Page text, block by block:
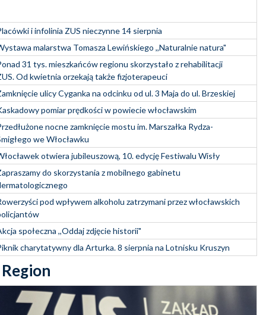
i infolinia ZUS nieczynne 14 sierpnia
malarstwa Tomasza Lewińskiego ,,Naturalnie natura"
31 tys. mieszkańców regionu skorzystało z rehabilitacji
Od kwietnia orzekają także fizjoterapeuci
ulicy Cyganka na odcinku od ul. 3 Maja do ul. Brzeskiej
pomiar prędkości w powiecie włocławskim
nocne zamknięcie mostu im. Marszałka Rydza-
we Włocławku
otwiera jubileuszową, 10. edycję Festiwalu Wisły
do skorzystania z mobilnego gabinetu
pod wpływem alkoholu zatrzymani przez włocławskich
społeczna ,,Oddaj zdjęcie historii"
charytatywny dla Arturka. 8 sierpnia na Lotnisku Kruszyn
Region